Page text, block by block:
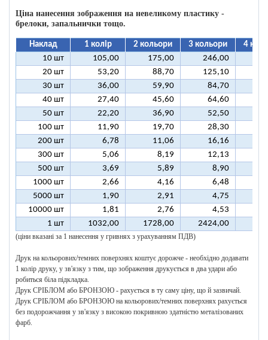
Ціна нанесення зображення на невеликому пластику -
брелоки, запальнички тощо.
Наклад 1 колір 2 кольори 3 кольори
4
10 шт
105,00 175,00 246,00
20 шт
53,20 88,70 125,10
30 шт
36,00 59,90 84,70
40 шт
27,40 45,60 64,60
50 шт
22,20 36,90 52,50
100 шт
11,90 19,70 28,30
200 шт
6,78 11,06 16,16
300 шт
5,06 8,19 12,13
500 шт
3,69 5,89 8,90
1000 шт
2,66 4,16 6,48
5000 шт
1,90 2,91 4,75
10000 шт
1,81 2,76 4,53
1 шт
1032,00 1728,00 2424,00
(ціни вказані за 1 нанесення у гривнях з урахуванням ПДВ)
Друк на кольорових/темних поверхнях коштує дорожче - необхідно додавати
1 колір друку, у зв'язку з тим, що зображення друкується в два удари або
робиться біла підкладка.
Друк СРІБЛОМ або БРОНЗОЮ - рахується в ту саму ціну, що й зазвичай.
Друк СРІБЛОМ або БРОНЗОЮ на кольорових/темних поверхнях рахується
без подорожчання у зв'язку з високою покривною здатністю металізованих
фарб.